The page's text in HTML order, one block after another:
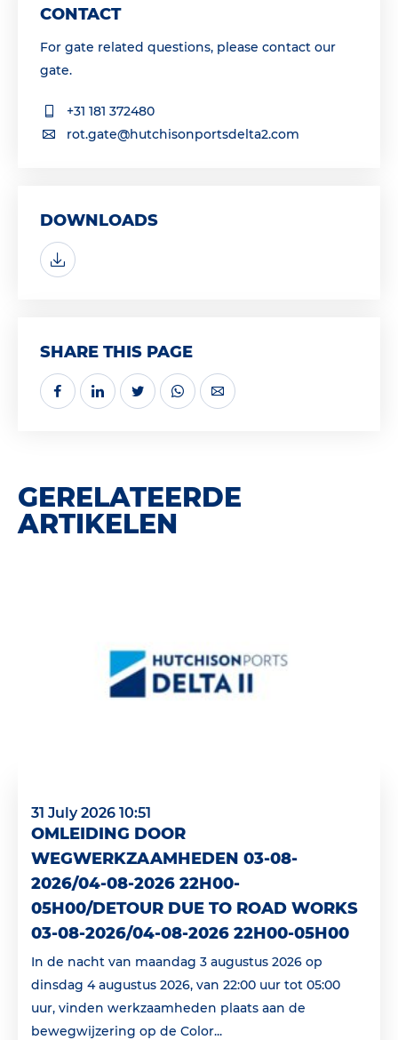
CONTACT
For gate related questions, please contact our
gate.
+31 181 372480
rot.gate@hutchisonportsdelta2.com
DOWNLOADS
SHARE THIS PAGE
GERELATEERDE
ARTIKELEN
31 July 2026 10:51
OMLEIDING DOOR
WEGWERKZAAMHEDEN 03-08-
2026/04-08-2026 22H00-
05H00/DETOUR DUE TO ROAD WORKS
03-08-2026/04-08-2026 22H00-05H00
In de nacht van maandag 3 augustus 2026 op
dinsdag 4 augustus 2026, van 22:00 uur tot 05:00
uur, vinden werkzaamheden plaats aan de
bewegwijzering op de Color...